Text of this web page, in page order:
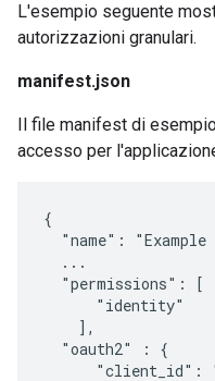
L'esempio seguente
autorizzazioni granulari.
manifest.json
Il file manifest di
accesso per
{
"name": "Example
  ...
  "permissions": [
      "identity"
    ],
  "oauth2" : {
"client_id":